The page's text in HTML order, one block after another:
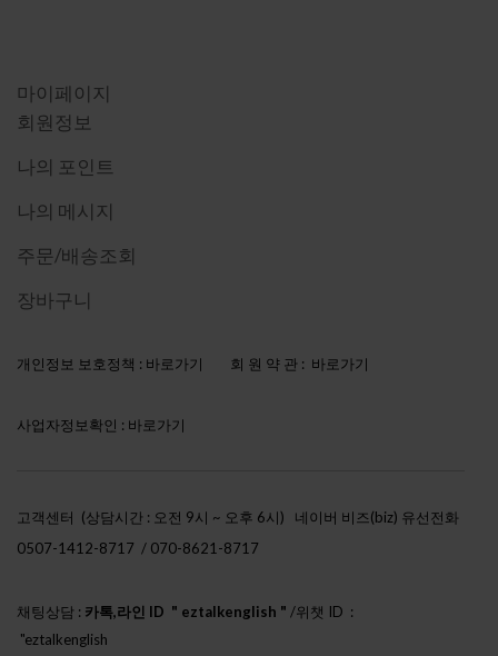
마이페이지
회원정보
나의 포인트
나의 메시지
주문/배송조회
장바구니
개인정보 보호정책 : 바로가기 회 원 약 관 : 바로가기
사업자정보확인 : 바로가기
고객센터 (상담시간 : 오전 9시 ~ 오후 6시) 네이버 비즈(biz) 유선전화
0507-1412-8717 / 070-8621-8717
채팅상담 : 카톡,라인 ID " eztalkenglish " /위챗 ID :
"eztalkenglish